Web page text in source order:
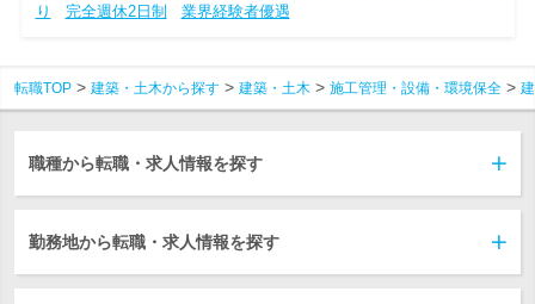
り
完全週休2日制 業界経験者優遇
転職TOP 建築・土木から探す 建築・土木 施工管理・設備・環境保全
職種から転職・求人情報を探す
勤務地から転職・求人情報を探す